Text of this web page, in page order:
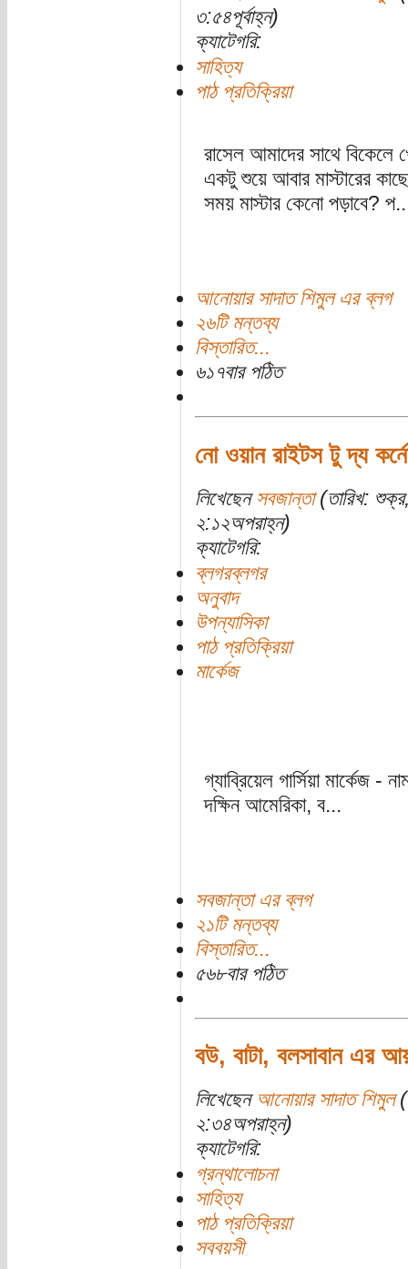
৩:৫৪পূর্বাহ্ন)
ক্যাটেগরি:
সাহিত্য
পাঠ প্রতিক্রিয়া
রাসেল আমাদের সাথে বিকেলে
একটু শুয়ে আবার মাস্টারের
সময় মাস্টার কেনো পড়াবে?
আনোয়ার সাদাত শিমুল এর ব্লগ
২৬টি মন্তব্য
বিস্তারিত...
৬১৭বার পঠিত
নো ওয়ান রাইটস টু দ্য
লিখেছেন সবজান্তা(তারিখ:
২:১২অপরাহ্ন)
ক্যাটেগরি:
ব্লগরব্লগর
অনুবাদ
উপন্যাসিকা
পাঠ প্রতিক্রিয়া
মার্কেজ
গ্যাব্রিয়েল গার্সিয়া মার্কেজ
দক্ষিন আমেরিকা, ব...
সবজান্তা এর ব্লগ
২১টি মন্তব্য
বিস্তারিত...
৫৬৮বার পঠিত
বউ, বাটা, বলসাবান এর
লিখেছেন আনোয়ার সাদাত শিমুল
২:৩৪অপরাহ্ন)
ক্যাটেগরি:
গ্রন্থালোচনা
সাহিত্য
পাঠ প্রতিক্রিয়া
সববয়সী